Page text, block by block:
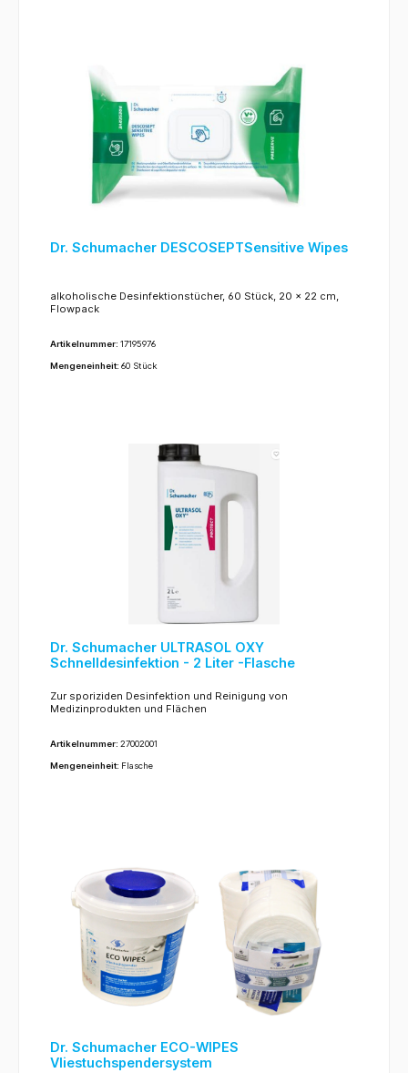
Dr. Schumacher DESCOSEPTSensitive Wipes
alkoholische Desinfektionstücher, 60 Stück, 20 x 22 cm,
Flowpack
Artikelnummer: 17195976
Mengeneinheit: 60 Stück
Dr. Schumacher ULTRASOL OXY
Schnelldesinfektion - 2 Liter -Flasche
Zur sporiziden Desinfektion und Reinigung von
Medizinprodukten und Flächen
Artikelnummer: 27002001
Mengeneinheit: Flasche
Dr. Schumacher ECO-WIPES
Vliestuchspendersystem